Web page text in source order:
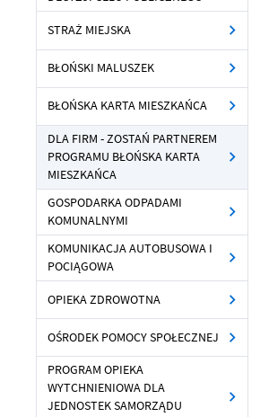
STRAŻ MIEJSKA
BŁOŃSKI MALUSZEK
BŁOŃSKA KARTA MIESZKAŃCA
DLA FIRM - ZOSTAŃ PARTNEREM
PROGRAMU BŁOŃSKA KARTA
MIESZKAŃCA
GOSPODARKA ODPADAMI
KOMUNALNYMI
KOMUNIKACJA AUTOBUSOWA I
POCIĄGOWA
OPIEKA ZDROWOTNA
OŚRODEK POMOCY SPOŁECZNEJ
PROGRAM OPIEKA
WYTCHNIENIOWA DLA
JEDNOSTEK SAMORZĄDU